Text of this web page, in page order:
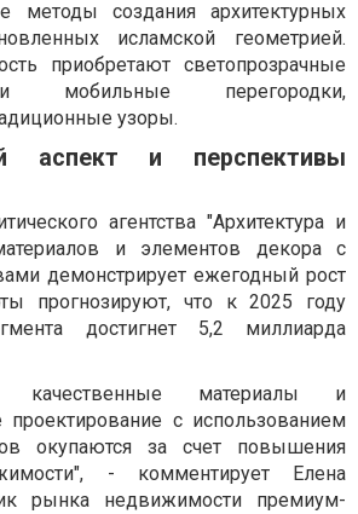
методы создания архитектурных
исламской геометрией.
приобретают светопрозрачные
мобильные перегородки,
узоры.
аспект и перспективы
агентства "Архитектура и
и элементов декора с
демонстрирует ежегодный рост
прогнозируют, что к 2025 году
достигнет 5,2 миллиарда
качественные материалы и
проектирование с использованием
окупаются за счет повышения
- комментирует Елена
рынка недвижимости премиум-